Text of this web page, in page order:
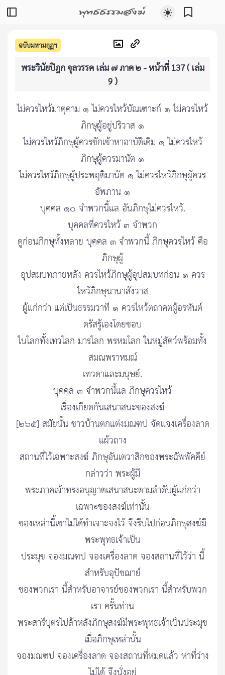
พุทธธรรมสงฆ์
ฉบับมหามกุฏฯ
พระวินัยปิฎก จุลวรรค เล่ม ๗ ภาค ๒ - หน้าที่ 137 ( เล่ม
9 )
ไม่ควรไหว้มาตุคาม ๑ ไม่ควรไหว้บัณเฑาะก์ ๑ ไม่ควรไหว้
ภิกษุผู้อยู่ปริวาส ๑
ไม่ควรไหว้ภิกษุผู้ควรชักเข้าหาอาบัติเดิม ๑ ไม่ควรไหว้
ภิกษุผู้ควรมานัต ๑
ไม่ควรไหว้ภิกษุผู้ประพฤติมานัต ๑ ไม่ควรไหว้ภิกษุผู้ควร
อัพภาน ๑
บุคคล ๑๐ จำพวกนี้แล อันภิกษุไม่ควรไหว้.
บุคคลที่ควรไหว้ ๓ จำพวก
ดูก่อนภิกษุทั้งหลาย บุคคล ๓ จำพวกนี้ ภิกษุควรไหว้ คือ
ภิกษุผู้
อุปสมบทภายหลัง ควรไหว้ภิกษุผู้อุปสมบทก่อน ๑ ควร
ไหว้ภิกษุนานาสังวาส
ผู้แก่กว่า แต่เป็นธรรมวาที ๑ ควรไหว้ตถาคตผู้อรหันต์
ตรัสรู้เองโดยชอบ
ในโลกทั้งเทวโลก มารโลก พรหมโลก ในหมู่สัตว์พร้อมทั้ง
สมณพราหมณ์
เทวดาและมนุษย์.
บุคคล ๓ จำพวกนี้แล ภิกษุควรไหว้
เรื่องเกียดกันเสนาสนะของสงฆ์
[๒๖๕] สมัยนั้น ชาวบ้านตกแต่งมณฑป จัดแจงเครื่องลาด
แผ้วถาง
สถานที่ไว้เฉพาะสงฆ์ ภิกษุอันเตวาสิกของพระฉัพพัคคีย์
กล่าวว่า พระผู้มี
พระภาคเจ้าทรงอนุญาตเสนาสนะตามลำดับผู้แก่กว่า
เฉพาะของสงฆ์เท่านั้น
ของเหล่านี้เขาไม่ได้ทำเจาะจงไว้ จึงรีบไปก่อนภิกษุสงฆ์มี
พระพุทธเจ้าเป็น
ประมุข จองมณฑป จองเครื่องลาด จองสถานที่ไว้ว่า นี้
สำหรับอุปัชฌาย์
ของพวกเรา นี้สำหรับอาจารย์ของพวกเรา นี้สำหรับพวก
เรา ครั้นท่าน
พระสารีบุตรไปล้าหลังภิกษุสงฆ์มีพระพุทธเจ้าเป็นประมุข
เมื่อภิกษุเหล่านั้น
จองมณฑป จองเครื่องลาด จองสถานที่หมดแล้ว หาที่ว่าง